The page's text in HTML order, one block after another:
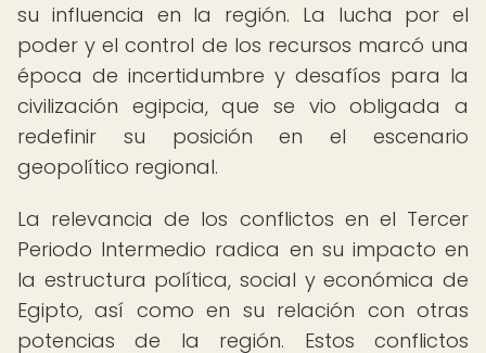
su influencia en la región. La lucha por el
poder y el control de los recursos marcó una
época de incertidumbre y desafíos para la
civilización egipcia, que se vio obligada a
redefinir su posición en el escenario
geopolítico regional.
La relevancia de los conflictos en el Tercer
Periodo Intermedio radica en su impacto en
la estructura política, social y económica de
Egipto, así como en su relación con otras
potencias de la región. Estos conflictos